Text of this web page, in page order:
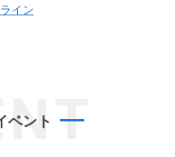
イン
ベント